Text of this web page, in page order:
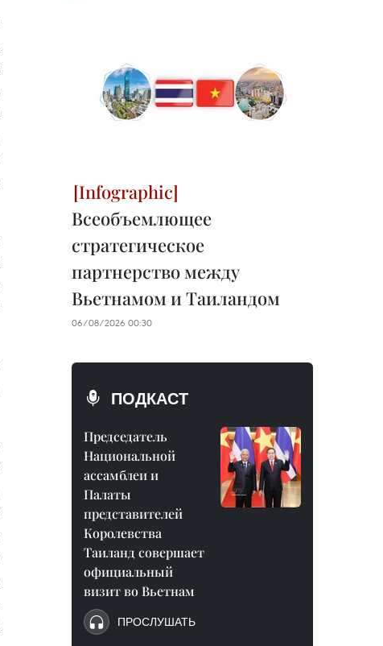
Всеобъемлющее
стратегическое
партнерство между
Вьетнамом и Таиландом
06/08/2026 00:30
ПОДКАСТ
Председатель
Национальной
ассамблеи и
Палаты
представителей
Королевства
Таиланд совершает
официальный
визит во Вьетнам
ПРОСЛУШАТЬ